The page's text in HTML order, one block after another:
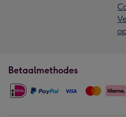
Betaalmethodes